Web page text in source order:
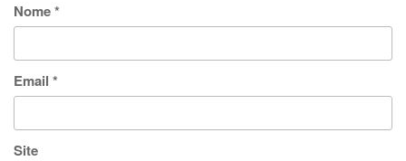
Nome*
Email *
Site